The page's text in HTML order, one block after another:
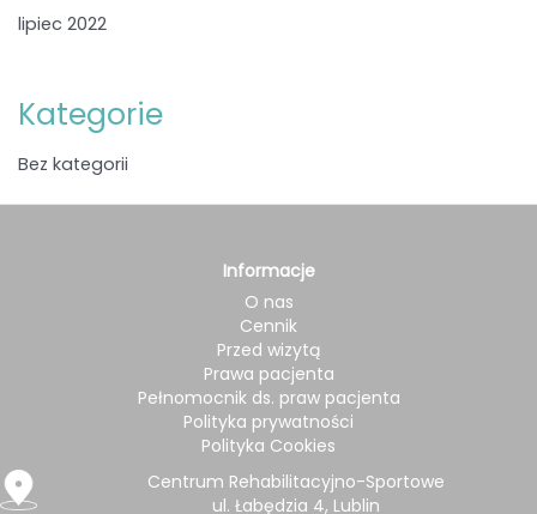
lipiec 2022
Kategorie
Bez kategorii
Informacje
O nas
Cennik
Przed wizytą
Prawa pacjenta
Pełnomocnik ds. praw pacjenta
Polityka prywatności
Polityka Cookies
Centrum Rehabilitacyjno-Sportowe
ul. Łabędzia 4, Lublin